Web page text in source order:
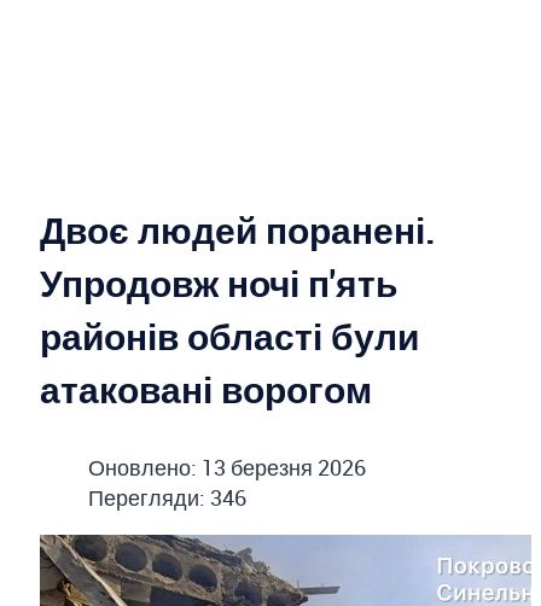
Двоє людей поранені.
Упродовж ночі п'ять
районів області були
атаковані ворогом
Оновлено: 13 березня 2026
Перегляди: 346